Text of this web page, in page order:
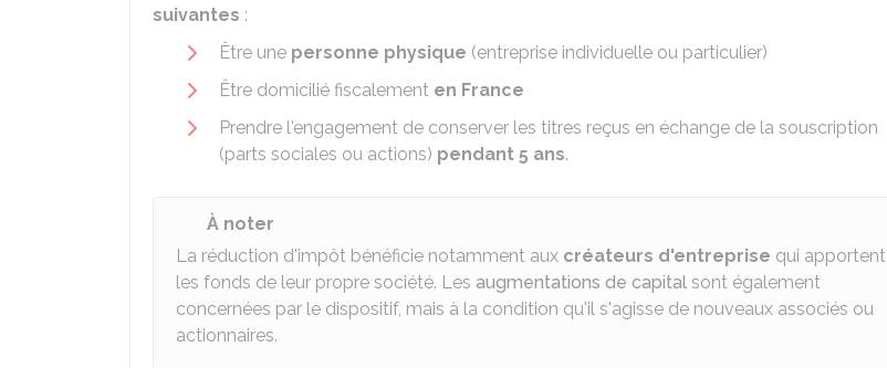
suivantes :
Être une personne physique (entreprise individuelle ou particulier)
Être domicilié fiscalement en France
Prendre l'engagement de conserver les titres reçus en échange de la souscription
(parts sociales ou actions) pendant 5 ans.
À noter
La réduction d'impôt bénéficie notamment aux créateurs d'entreprise qui apportent
les fonds de leur propre société. Les augmentations de capital sont également
concernées par le dispositif, mais à la condition qu'il s'agisse de nouveaux associés ou
actionnaires.